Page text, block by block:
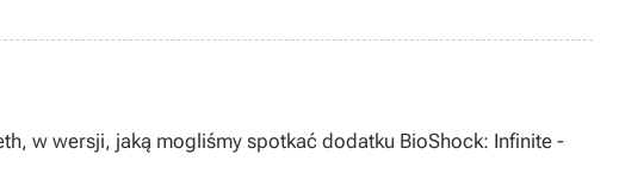
spotkać dodatku BioShock: Infinite -